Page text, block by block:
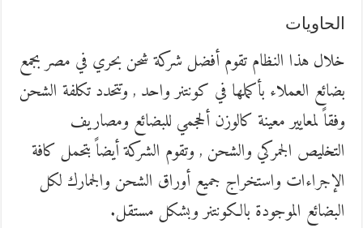
الحاويات
خلال هذا النظام تقوم أفضل شركة شحن بحري في مصر بجمع
بضائع العملاء بأكملها في كونتنر واحد , وتتحدد تكلفة الشحن
وفقاً لمعايير معينة كالوزن ألحجمي للبضائع ومصاريف
التخليص الجمركي والشحن , وتقوم الشركة أيضاً بتحمل كافة
الإجراءات واستخراج جميع أوراق الشحن والجمارك لكل
البضائع الموجودة بالكونتنر وبشكل مستقل.